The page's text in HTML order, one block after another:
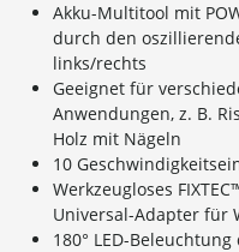
Akku-Multitool mit
durch den
links/rechts
Geeignet für
Anwendungen, z. B.
Holz mit Nägeln
10
Werkzeugloses
Universal-Adapter für
180° LED-